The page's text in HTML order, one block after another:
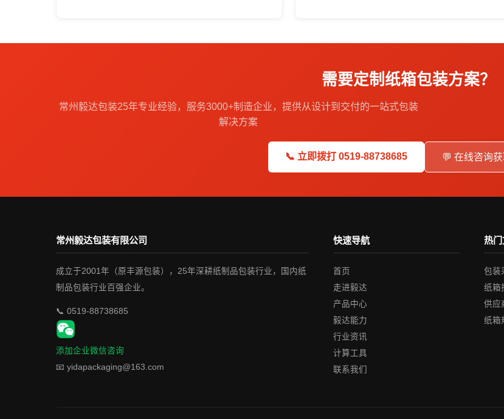
需要定制纸箱包装方案？
常州毅达包装25年专业经验，服务3000+制造企业，提供从设计到交付的一站式包装
解决方案
📞 立即拨打 0519-88738685 💬 在线咨询
常州毅达包装有限公司
成立于2001年（原丰源包装），25年深耕纸制品包装行业，国内纸
制品包装行业百强企业。
📞 0519-88738685
添加企业微信咨询
📧 yidapackaging@163.com
快速导航
首页
走进毅达
产品中心
毅达能力
行业资讯
计算工具
联系我们
热
包装
纸箱
供应
纸箱